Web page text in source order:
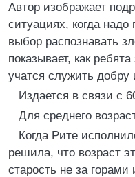
Автор изображает
ситуациях, когда
выбор распознавать
показывает, как
учатся служить добру
Издается в связи с
Для среднего
Когда Рите
решила, что возраст
старость не за